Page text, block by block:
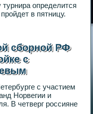
определится
в пятницу.
сборной РФ
с
с участием
Норвегии и
В четверг россияне